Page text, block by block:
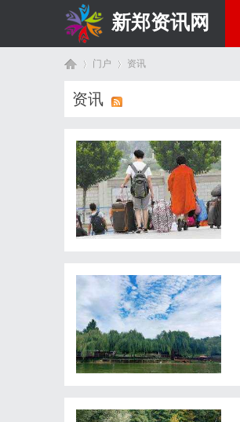
新郑资讯网
门户 资讯
资讯